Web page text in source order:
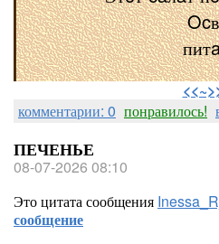
комментарии: 0 понравилось!
ПЕЧЕНЬЕ
08-07-2026 08:10
Это цитата сообщения
сообщение